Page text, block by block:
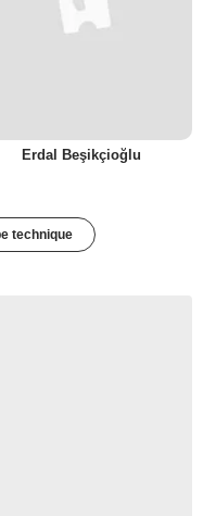
Erdal Beşikçioğlu
technique